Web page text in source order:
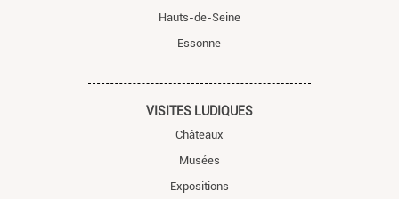
Hauts-de-Seine
Essonne
VISITES LUDIQUES
Châteaux
Musées
Expositions